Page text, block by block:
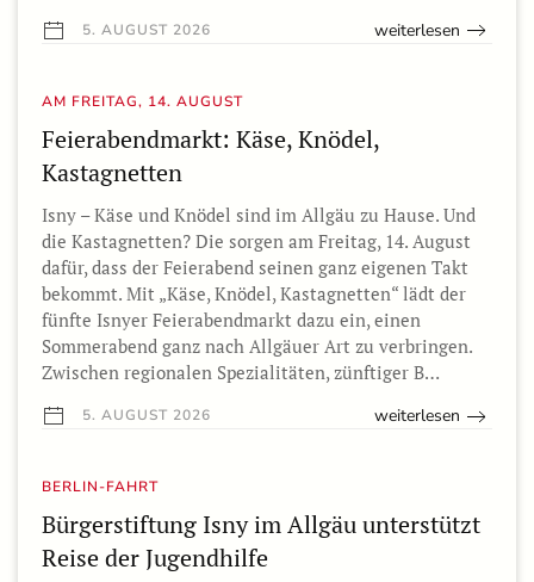
5. AUGUST 2026 weiterlesen
AM FREITAG, 14. AUGUST
Feierabendmarkt: Käse, Knödel,
Kastagnetten
Isny – Käse und Knödel sind im Allgäu zu Hause. Und
die Kastagnetten? Die sorgen am Freitag, 14. August
dafür, dass der Feierabend seinen ganz eigenen Takt
bekommt. Mit „Käse, Knödel, Kastagnetten“ lädt der
fünfte Isnyer Feierabendmarkt dazu ein, einen
Sommerabend ganz nach Allgäuer Art zu verbringen.
Zwischen regionalen Spezialitäten, zünftiger B…
5. AUGUST 2026 weiterlesen
BERLIN-FAHRT
Bürgerstiftung Isny im Allgäu unterstützt
Reise der Jugendhilfe